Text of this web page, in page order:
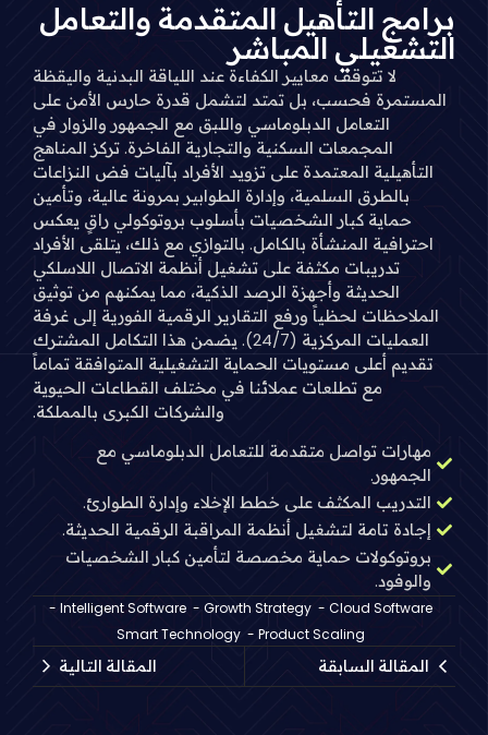
برامج التأهيل المتقدمة والتعامل
التشغيلي المباشر
لا تتوقف معايير الكفاءة عند اللياقة البدنية واليقظة
المستمرة فحسب، بل تمتد لتشمل قدرة حارس الأمن على
التعامل الدبلوماسي واللبق مع الجمهور والزوار في
المجمعات السكنية والتجارية الفاخرة. تركز المناهج
التأهيلية المعتمدة على تزويد الأفراد بآليات فض النزاعات
بالطرق السلمية، وإدارة الطوابير بمرونة عالية، وتأمين
حماية كبار الشخصيات بأسلوب بروتوكولي راقٍ يعكس
احترافية المنشأة بالكامل. بالتوازي مع ذلك، يتلقى الأفراد
تدريبات مكثفة على تشغيل أنظمة الاتصال اللاسلكي
الحديثة وأجهزة الرصد الذكية، مما يمكنهم من توثيق
الملاحظات لحظياً ورفع التقارير الرقمية الفورية إلى غرفة
العمليات المركزية (24/7). يضمن هذا التكامل المشترك
تقديم أعلى مستويات الحماية التشغيلية المتوافقة تماماً
مع تطلعات عملائنا في مختلف القطاعات الحيوية
والشركات الكبرى بالمملكة.
مهارات تواصل متقدمة للتعامل الدبلوماسي مع
الجمهور.
التدريب المكثف على خطط الإخلاء وإدارة الطوارئ.
إجادة تامة لتشغيل أنظمة المراقبة الرقمية الحديثة.
بروتوكولات حماية مخصصة لتأمين كبار الشخصيات
والوفود.
Cloud Software
-
Growth Strategy
-
Intelligent Software
-
Product Scaling
-
Smart Technology
المقالة السابقة المقالة التالية